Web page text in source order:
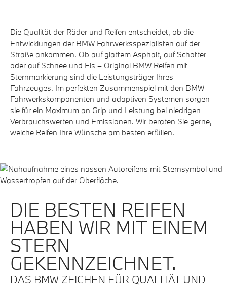
Die Qualität der Räder und Reifen entscheidet, ob die
Entwicklungen der BMW Fahrwerksspezialisten auf der
Straße ankommen. Ob auf glattem Asphalt, auf Schotter
oder auf Schnee und Eis – Original BMW Reifen mit
Sternmarkierung sind die Leistungsträger Ihres
Fahrzeuges. Im perfekten Zusammenspiel mit den BMW
Fahrwerkskomponenten und adaptiven Systemen sorgen
sie für ein Maximum an Grip und Leistung bei niedrigen
Verbrauchswerten und Emissionen. Wir beraten Sie gerne,
welche Reifen Ihre Wünsche am besten erfüllen.
DIE BESTEN REIFEN
HABEN WIR MIT EINEM
STERN
GEKENNZEICHNET.
DAS BMW ZEICHEN FÜR QUALITÄT UND